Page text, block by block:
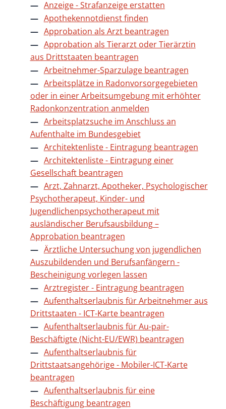
Anzeige - Strafanzeige erstatten
Apothekennotdienst finden
Approbation als Arzt beantragen
Approbation als Tierarzt oder Tierärztin
aus Drittstaaten beantragen
Arbeitnehmer-Sparzulage beantragen
Arbeitsplätze in Radonvorsorgegebieten
oder in einer Arbeitsumgebung mit erhöhter
Radonkonzentration anmelden
Arbeitsplatzsuche im Anschluss an
Aufenthalte im Bundesgebiet
Architektenliste - Eintragung beantragen
Architektenliste - Eintragung einer
Gesellschaft beantragen
Arzt, Zahnarzt, Apotheker, Psychologischer
Psychotherapeut, Kinder- und
Jugendlichenpsychotherapeut mit
ausländischer Berufsausbildung –
Approbation beantragen
Ärztliche Untersuchung von jugendlichen
Auszubildenden und Berufsanfängern -
Bescheinigung vorlegen lassen
Arztregister - Eintragung beantragen
Aufenthaltserlaubnis für Arbeitnehmer aus
Drittstaaten - ICT-Karte beantragen
Aufenthaltserlaubnis für Au-pair-
Beschäftigte (Nicht-EU/EWR) beantragen
Aufenthaltserlaubnis für
Drittstaatsangehörige - Mobiler-ICT-Karte
beantragen
Aufenthaltserlaubnis für eine
Beschäftigung beantragen